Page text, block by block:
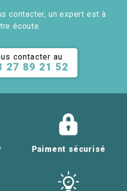
contacter, un expert est à
écoute.
contacter au
27 89 21 52
Paiment sécurisé